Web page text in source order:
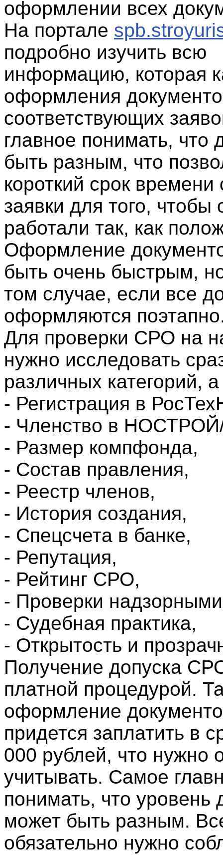
оформлении всех
На портале
подробно изучить всю
информацию, которая
оформления
соответствующих
главное понимать, что
быть разным, что
короткий срок времени
заявки для того, чтобы
работали так, как
Оформление
быть очень быстрым,
том случае, если все
оформляются
Для проверки СРО на
нужно исследовать
различных категорий,
- Регистрация в
- Членство в
- Размер компфонда,
- Состав правления,
- Реестр членов,
- История создания,
- Спецсчета в банке,
- Репутация,
- Рейтинг СРО,
- Проверки
- Судебная практика,
- Открытость и
Получение допуска
платной процедурой.
оформление
придется заплатить в
000 рублей, что нужно
учитывать. Самое
понимать, что уровень
может быть разным.
обязательно нужно